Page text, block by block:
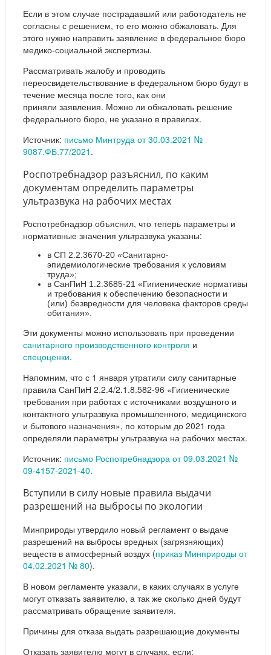
Если в этом случае пострадавший или работодатель не
согласны с решением, то его можно обжаловать. Для
этого нужно направить заявление в федеральное бюро
медико-социальной экспертизы.
Рассматривать жалобу и проводить
переосвидетельствование в федеральном бюро будут в
течение месяца после того, как они
приняли заявления. Можно ли обжаловать решение
федерального бюро, не указано в правилах.
Источник: письмо Минтруда от 30.03.2021 №
9087.ФБ.77/2021 .
Роспотребнадзор разъяснил, по каким
документам определить параметры
ультразвука на рабочих местах
Роспотребнадзор объяснил, что теперь параметры и
нормативные значения ультразвука указаны:
в СП 2.2.3670-20 «Санитарно-
эпидемиологические требования к условиям
труда»;
в СанПиН 1.2.3685-21 «Гигиенические нормативы
и требования к обеспечению безопасности и
(или) безвредности для человека факторов среды
обитания».
Эти документы можно использовать при проведении
санитарного производственного контроля и
спецоценки.
Напомним, что с 1 января утратили силу санитарные
правила СанПиН 2.2.4/2.1.8.582-96 «Гигиенические
требования при работах с источниками воздушного и
контактного ультразвука промышленного, медицинского
и бытового назначения», по которым до 2021 года
определяли параметры ультразвука на рабочих местах.
Источник: письмо Роспотребнадзора от 09.03.2021 №
09-4157-2021-40.
Вступили в силу новые правила выдачи
разрешений на выбросы по экологии
Минприроды утвердило новый регламент о выдаче
разрешений на выбросы вредных (загрязняющих)
веществ в атмосферный воздух (приказ Минприроды от
04.02.2021 № 80).
В новом регламенте указали, в каких случаях в услуге
могут отказать заявителю, а так же сколько дней будут
рассматривать обращение заявителя.
Причины для отказа выдать разрешающие документы
Отказать заявителю могут в случаях, если: